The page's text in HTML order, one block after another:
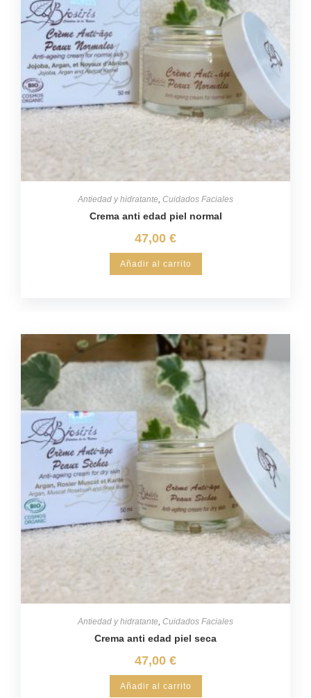
Antiedad y hidratante Cuidados Faciales
Crema anti edad piel normal
47,00 €
Añadir al carrito
Antiedad y hidratante, Cuidados Faciales
Crema anti edad piel seca
47,00 €
Añadir al carrito